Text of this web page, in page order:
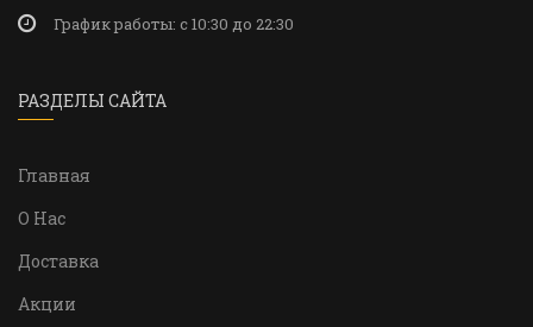
График работы: c 10:30 до 22:30
РАЗДЕЛЫ САЙТА
Главная
О Нас
Доставка
Акции